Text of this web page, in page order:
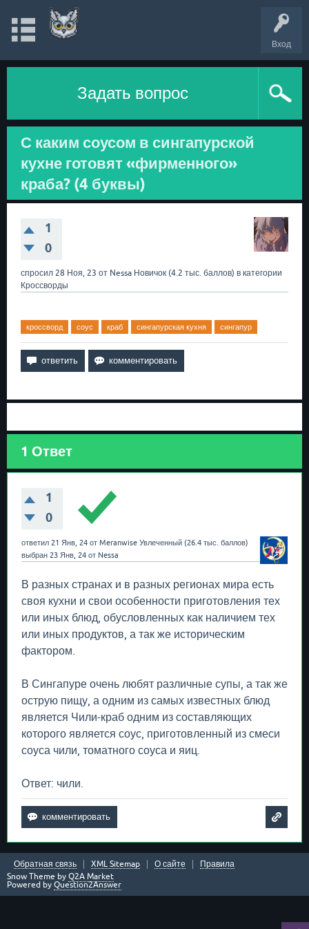
Вход
Задать вопрос
С каким соусом в сингапурской
кухне готовят «фирменного»
краба? (4 буквы)
1
0
спросил 28 Ноя, 23 от Nessa Новичок (4.2 тыс. баллов) в категории
Кроссворды
кроссворд соус краб сингапурская кухня сингапур
1 Ответ
1
0
ответил 21 Янв, 24 от Meranwise Увлеченный (26.4 тыс. баллов)
выбран 23 Янв, 24 от Nessa
В разных странах и в разных регионах мира есть
своя кухни и свои особенности приготовления тех
или иных блюд, обусловленных как наличием тех
или иных продуктов, а так же историческим
фактором.
В Сингапуре очень любят различные супы, а так же
острую пищу, а одним из самых известных блюд
является Чили-краб одним из составляющих
которого является соус, приготовленный из смеси
соуса чили, томатного соуса и яиц.
Ответ: чили.
Обратная связь XML Sitemap О сайте
Правила
Snow Theme by Q2A Market
Powered by Question2Answer